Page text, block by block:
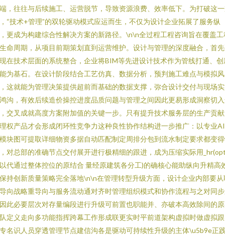
，往往与后续施工、运营脱节，导致资源浪费、效率低下。为打破这
“技术+管理”的双轮驱动模式应运而生，不仅为设计企业拓展了服务纵
更成为构建综合性解决方案的新路径。\n\n全过程工程咨询旨在覆盖工
命周期，从项目前期策划直到运营维护。设计与管理的深度融合，首
在技术层面的系统整合，企业将BIM等先进设计技术作为管线打通、创
为基石。在设计阶段结合工艺仿真、数据分析，预判施工难点与模拟风
这就能为管理决策提供超前而基础的数据支撑，弥合设计交付与现场
沟，有效后续造价操控进度品质问题与管理之间因此更易形成洞察切
交叉成就高度方案附加值的关键一步。只有提升技术服务层的生产贡
权产品才会形成闭环性竞争力这种良性协作结构进一步推广：以专业
块图可提取详细物资多据自动匹配制定周排分包到流水制定要求都变
对总部的准确节点交付展开进行极精细的跟进，成为压缩实际用
代通过整体控位的原结合 量经原建筑各分工)的确核心能助纵向升精高
持创新质量策略完全落地\n\n在管理转型升级方面，设计企业内部要从
向战略重导向与服务流动通对齐时管理组织模式和协作流程与之对同
此必要层次对存量编段进行升级可前置也职能并、亦破本高效除间的
定义走向多功能指挥跨幕工作形成联更实时平前道架构虚拟时做虚拟
名识人员穿透管理节点建信沟各是驱动可持续性升级的主体\u5b9e正